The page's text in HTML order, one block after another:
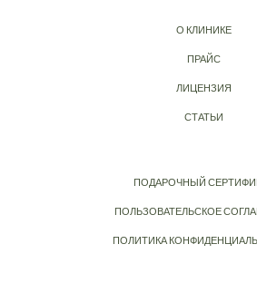
О КЛИНИКЕ
ПРАЙС
ЛИЦЕНЗИЯ
СТАТЬИ
ПОДАРОЧНЫЙ
ПОЛЬЗОВАТЕЛЬСКОЕ
ПОЛИТИКА